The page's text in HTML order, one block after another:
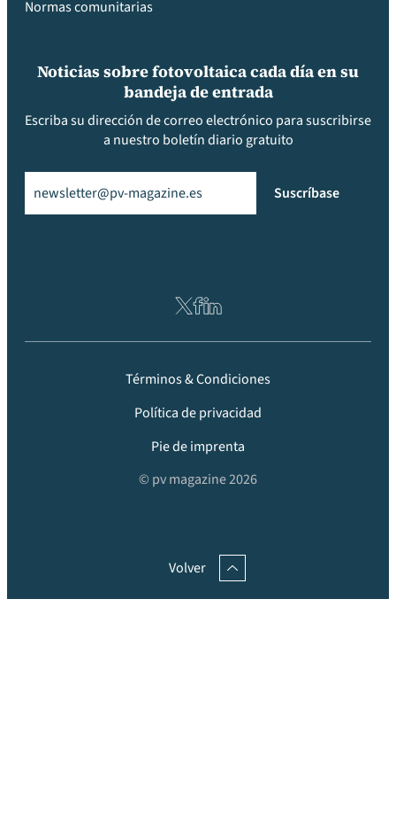
Normas comunitarias
Noticias sobre fotovoltaica cada día en su
bandeja de entrada
Escriba su dirección de correo electrónico para suscribirse
a nuestro boletín diario gratuito
Suscríbase
Términos & Condiciones
Política de privacidad
Pie de imprenta
© pv magazine 2026
Volver